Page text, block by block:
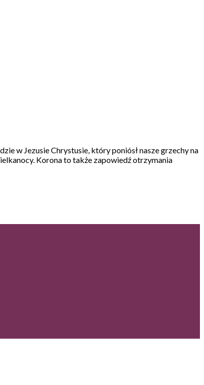
w Jezusie Chrystusie, który poniósł nasze grzechy na
Korona to także zapowiedź otrzymania